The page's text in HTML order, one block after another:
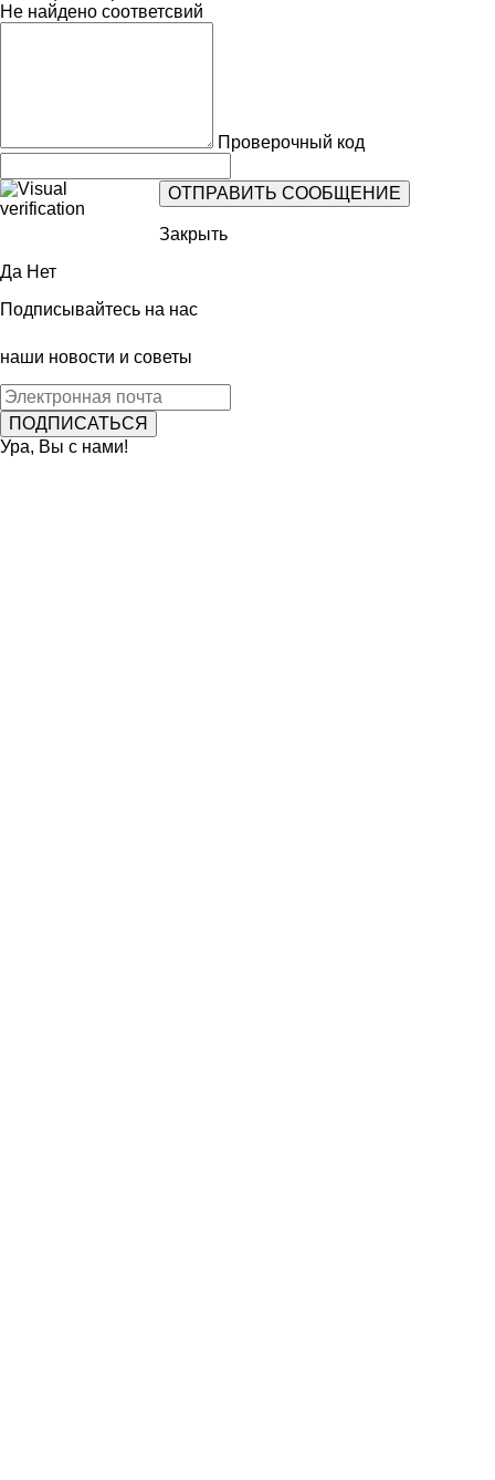
Не найдено соответсвий
Проверочный код
Закрыть
Да Нет
Подписывайтесь на нас
наши новости и советы
Ура, Вы с нами!